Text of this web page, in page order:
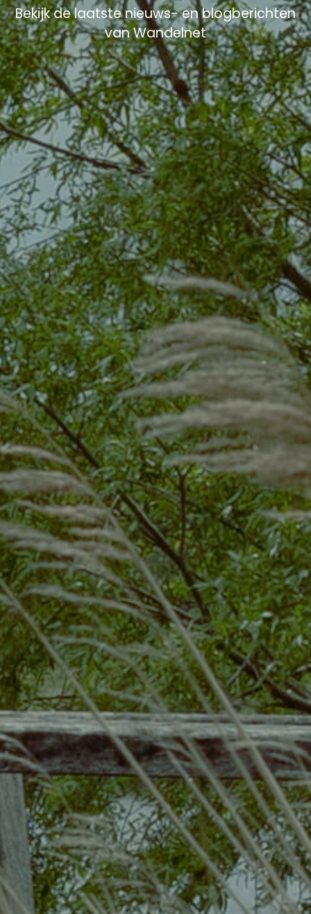
Bekijk de laatste nieuws- en blogberichten
van Wandelnet